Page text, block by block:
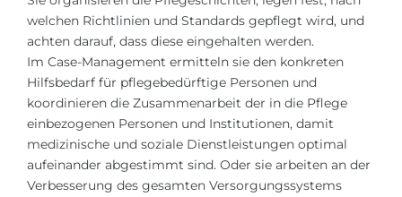
welchen Richtlinien und Standards gepflegt wird, und
achten darauf, dass diese eingehalten werden.
Im Case-Management ermitteln sie den konkreten
Hilfsbedarf für pflegebedürftige Personen und
koordinieren die Zusammenarbeit der in die Pflege
einbezogenen Personen und Institutionen, damit
medizinische und soziale Dienstleistungen optimal
aufeinander abgestimmt sind. Oder sie arbeiten an der
Verbesserung des gesamten Versorgungssystems